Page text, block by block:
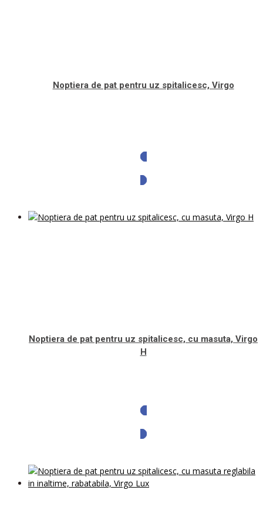
Noptiera de pat pentru uz spitalicesc, Virgo
Noptiera de pat pentru uz spitalicesc, cu masuta, Virgo
H